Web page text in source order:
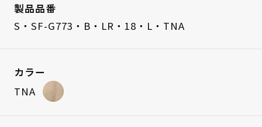
製品品番
S・SF-G773・B・LR・18・L・TNA
カラー
TNA